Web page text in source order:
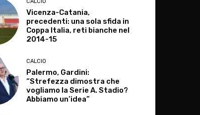
Vicenza-Catania,
precedenti: una sola sfida in
Coppa Italia, reti bianche nel
2014-15
CALCIO
Palermo, Gardini:
“Strefezza dimostra che
vogliamo la Serie A. Stadio?
Abbiamo un’idea”